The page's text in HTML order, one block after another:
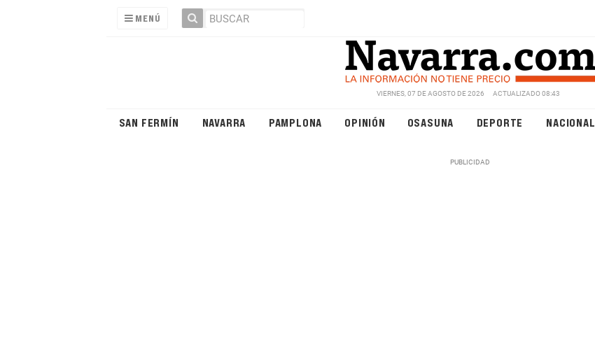
MENÚ
VIERNES, 07 DE AGOSTO DE 2026 ACTUALIZADO 08:43
SAN FERMÍN NAVARRA PAMPLONA OPINIÓN OSASUNA DEPORTE NACIONAL